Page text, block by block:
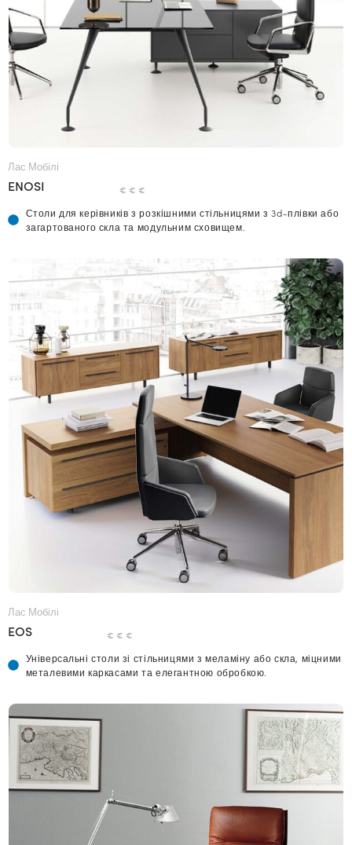
Лас Мобілі
ENOSI € € €
Столи для керівників з розкішними стільницями з 3d-плівки або
загартованого скла та модульним сховищем.
Лас Мобілі
EOS € € €
Універсальні столи зі стільницями з меламіну або скла, міцними
металевими каркасами та елегантною обробкою.